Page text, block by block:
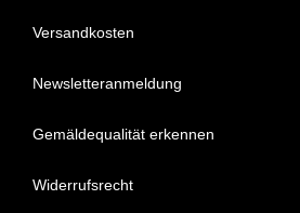
Versandkosten
Newsletteranmeldung
Gemäldequalität erkennen
Widerrufsrecht